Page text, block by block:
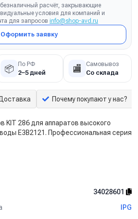
расчёт, закрывающие
условия для компаний и
для запросов info@shop-avd.ru
Оформить заявку
📦 По РФ
2–5 дней 🏬 Самовывоз
Со склада
Почему покупают у нас?
KIT 286 для аппаратов высокого
E3B2121. Профессиональная серия
34028601
IPG